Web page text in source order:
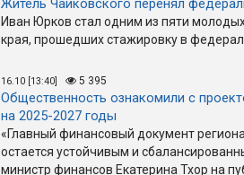
Житель Чайковского перенял
Иван Юрков стал одним из пяти
края, прошедших стажировку в
16.10 [13:40] 5 395
Общественность ознакомили с
на 2025-2027 годы
«Главный финансовый документ
остается устойчивым и
министр финансов Екатерина Тхор на